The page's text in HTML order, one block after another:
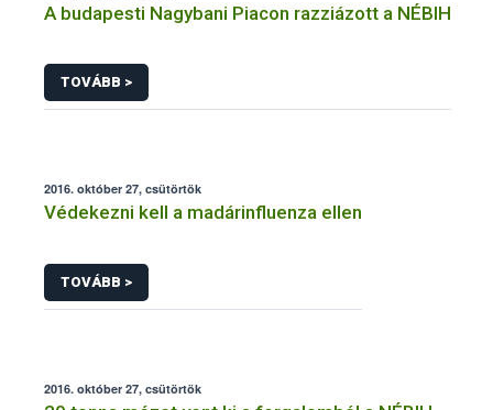
A budapesti Nagybani Piacon razziázott a NÉBIH
TOVÁBB >
2016. október 27, csütörtök
Védekezni kell a madárinfluenza ellen
TOVÁBB >
2016. október 27, csütörtök